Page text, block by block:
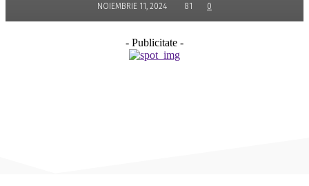
NOIEMBRIE 11, 2024 81 0
- Publicitate -